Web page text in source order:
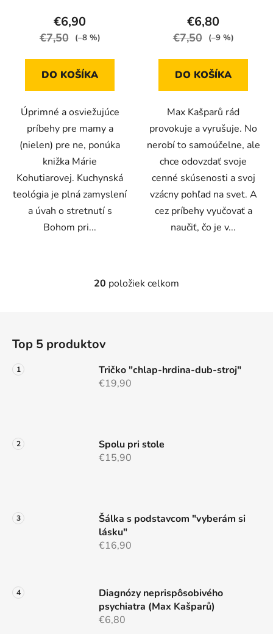
€6,90
€7,50 (–8 %)
DO KOŠÍKA
Úprimné a osviežujúce
príbehy pre mamy a
(nielen) pre ne, ponúka
knižka Márie
Kohutiarovej. Kuchynská
teológia je plná zamyslení
a úvah o stretnutí s
Bohom pri...
€6,80
€7,50 (–9 %)
DO KOŠÍKA
Max Kašparů rád
provokuje a vyrušuje. No
nerobí to samoúčelne, ale
chce odovzdať svoje
cenné skúsenosti a svoj
vzácny pohľad na svet. A
cez príbehy vyučovať a
naučiť, čo je v...
O
c
v
k
i
20 položiek celkom
Top 5 produktov
Tričko "chlap-hrdina-dub-stroj"
€19,90
Spolu pri stole
€15,90
Šálka s podstavcom "vyberám si
lásku"
€16,90
Diagnózy neprispôsobivého
psychiatra (Max Kašparů)
€6,80